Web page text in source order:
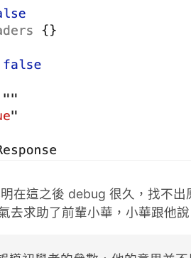
在這之後 debug 很久，找不出
去求助了前輩小華，小華跟他說